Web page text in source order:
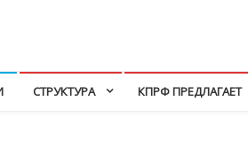
СТРУКТУРА КПРФ ПРЕДЛАГАЕТ